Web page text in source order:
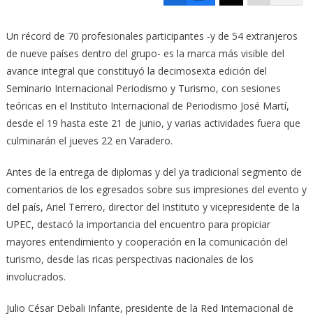
Un récord de 70 profesionales participantes -y de 54 extranjeros
de nueve países dentro del grupo- es la marca más visible del
avance integral que constituyó la decimosexta edición del
Seminario Internacional Periodismo y Turismo, con sesiones
teóricas en el Instituto Internacional de Periodismo José Martí,
desde el 19 hasta este 21 de junio, y varias actividades fuera que
culminarán el jueves 22 en Varadero.
Antes de la entrega de diplomas y del ya tradicional segmento de
comentarios de los egresados sobre sus impresiones del evento y
del país, Ariel Terrero, director del Instituto y vicepresidente de la
UPEC, destacó la importancia del encuentro para propiciar
mayores entendimiento y cooperación en la comunicación del
turismo, desde las ricas perspectivas nacionales de los
involucrados.
Julio César Debali Infante, presidente de la Red Internacional de